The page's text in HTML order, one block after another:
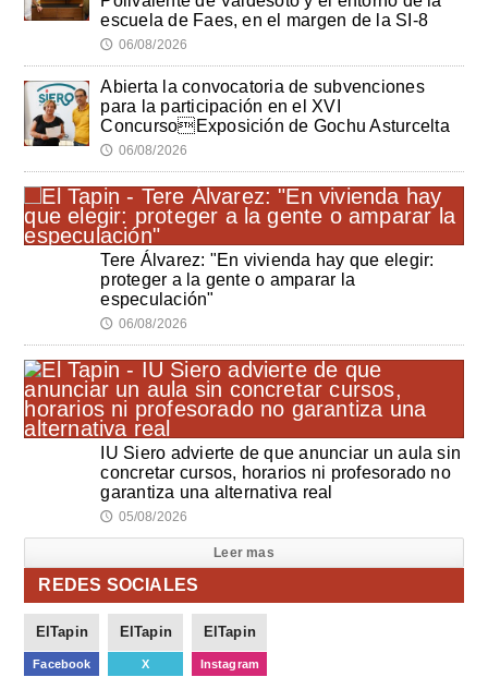
escuela de Faes, en el margen de la SI-8
🕔 06/08/2026
Abierta la convocatoria de subvenciones
para la participación en el XVI
ConcursoExposición de Gochu Asturcelta
🕔 06/08/2026
Tere Álvarez: "En vivienda hay que elegir:
proteger a la gente o amparar la
especulación"
🕔 06/08/2026
IU Siero advierte de que anunciar un aula sin
concretar cursos, horarios ni profesorado no
garantiza una alternativa real
🕔 05/08/2026
Leer mas
REDES SOCIALES
ElTapin
Facebook
ElTapin
X
ElTapin
Instagram